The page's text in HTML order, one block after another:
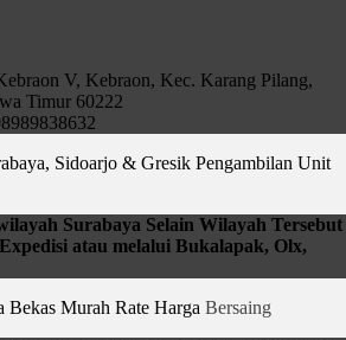
V, Kebraon, Kec. Karang Pilang,
Timur 60222
Pengambilan Unit
Surabaya Selain Wilayah Tersebut
atau melalui Bukalapak, Olx,
Rate Harga Bersaing